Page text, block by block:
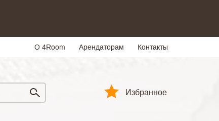
О 4Room Арендаторам Контакты
Избранное